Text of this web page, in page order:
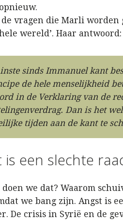
de vragen die Marli worden
wereld’. Haar antwoord:
sinds Immanuel kant
de hele menselijkheid
in de Verklaring van de
Dan is het
tijden aan de kant te
is een slechte
doen we dat? Waarom
we bang zijn. Angst is
De crisis in Syrië en de